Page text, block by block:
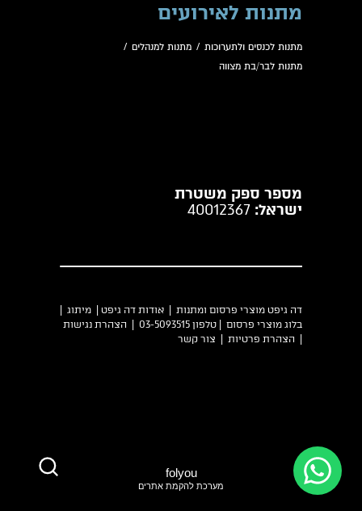
מתנות לאירועים
מתנות לכנסים ולתערוכות / מתנות למנהלים /
מתנות לבר/בת מצווה
מספר ספק משטרת
ישראל:
דה גיפט מוצרי פרסום ומתנות | אודות דה גיפט מיתוג
בלוג מוצרי פרסום | טלפון 03-5093515 |
הצהרת נגישות
הצהרת פרטיות צור קשר
folyou
מערכת להקמת אתרים